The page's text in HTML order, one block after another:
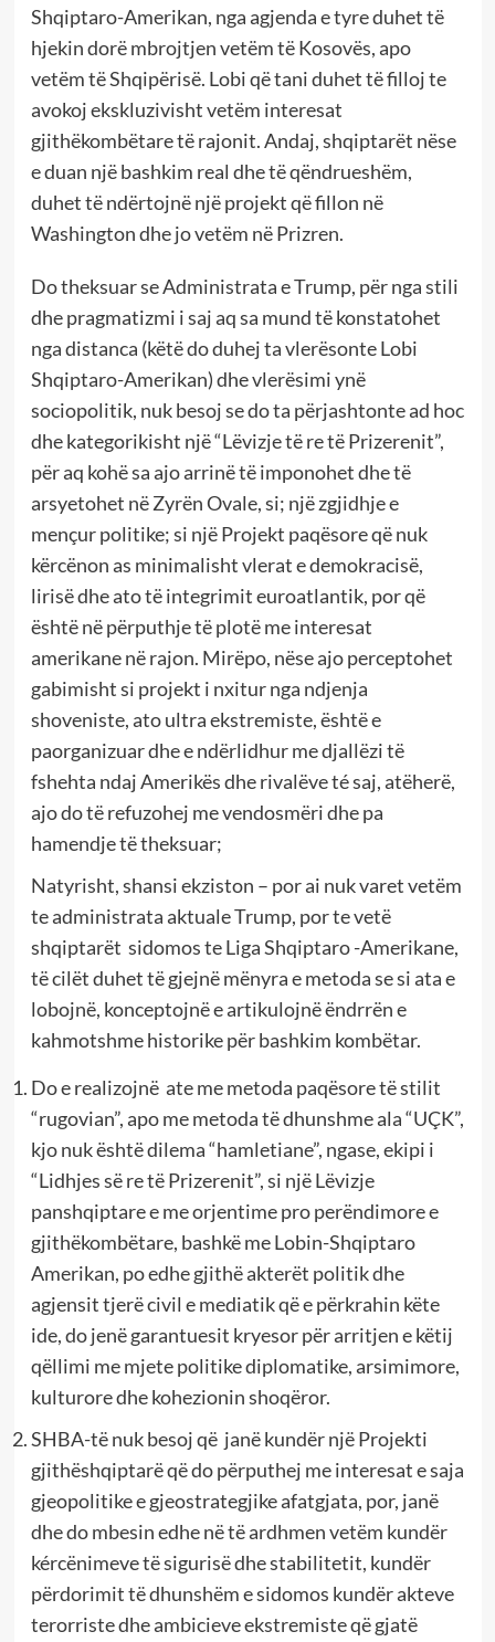
Shqiptaro-Amerikan, nga agjenda e tyre duhet të
hjekin dorë mbrojtjen vetëm të Kosovës, apo
vetëm të Shqipërisë. Lobi që tani duhet të filloj te
avokoj ekskluzivisht vetëm interesat
gjithëkombëtare të rajonit. Andaj, shqiptarët nëse
e duan një bashkim real dhe të qëndrueshëm,
duhet të ndërtojnë një projekt që fillon në
Washington dhe jo vetëm në Prizren.
Do theksuar se Administrata e Trump, për nga stili
dhe pragmatizmi i saj aq sa mund të konstatohet
nga distanca (këtë do duhej ta vlerësonte Lobi
Shqiptaro-Amerikan) dhe vlerësimi ynë
sociopolitik, nuk besoj se do ta përjashtonte ad hoc
dhe kategorikisht një “Lëvizje të re të Prizerenit”,
për aq kohë sa ajo arrinë të imponohet dhe të
arsyetohet në Zyrën Ovale, si; një zgjidhje e
mençur politike; si një Projekt paqësore që nuk
kërcënon as minimalisht vlerat e demokracisë,
lirisë dhe ato të integrimit euroatlantik, por që
është në përputhje të plotë me interesat
amerikane në rajon. Mirëpo, nëse ajo perceptohet
gabimisht si projekt i nxitur nga ndjenja
shoveniste, ato ultra ekstremiste, është e
paorganizuar dhe e ndërlidhur me djallëzi të
fshehta ndaj Amerikës dhe rivalëve té saj, atëherë,
ajo do të refuzohej me vendosmëri dhe pa
hamendje të theksuar;
Natyrisht, shansi ekziston – por ai nuk varet vetëm
te administrata aktuale Trump, por te vetë
shqiptarët sidomos te Liga Shqiptaro -Amerikane,
të cilët duhet të gjejnë mënyra e metoda se si ata e
lobojnë, konceptojnë e artikulojnë ëndrrën e
kahmotshme historike për bashkim kombëtar.
Do e realizojnë ate me metoda paqësore të stilit
“rugovian”, apo me metoda të dhunshme ala “UÇK”,
kjo nuk është dilema “hamletiane”, ngase, ekipi i
“Lidhjes së re të Prizerenit”, si një Lëvizje
panshqiptare e me orjentime pro perëndimore e
gjithëkombëtare, bashkë me Lobin-Shqiptaro
Amerikan, po edhe gjithë akterët politik dhe
agjensit tjerë civil e mediatik që e përkrahin këte
ide, do jenë garantuesit kryesor për arritjen e këtij
qëllimi me mjete politike diplomatike, arsimimore,
kulturore dhe kohezionin shoqëror.
SHBA-të nuk besoj që janë kundër një Projekti
gjithëshqiptarë që do përputhej me interesat e saja
gjeopolitike e gjeostrategjike afatgjata, por, janë
dhe do mbesin edhe në të ardhmen vetëm kundër
kércënimeve të sigurisë dhe stabilitetit, kundër
përdorimit të dhunshëm e sidomos kundër akteve
terorriste dhe ambicieve ekstremiste që gjatë